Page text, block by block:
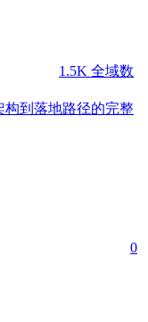
1.5K 全域数
构到落地路径的完整
0